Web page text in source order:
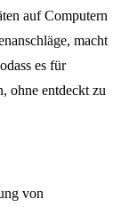
auf Computern
macht
es für
ohne entdeckt zu
von